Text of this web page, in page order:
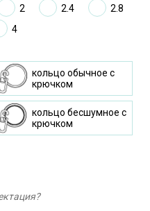
2 2.4
2.8
4
кольцо oбычное c
крючком
кольцо бесшумное c
крючком